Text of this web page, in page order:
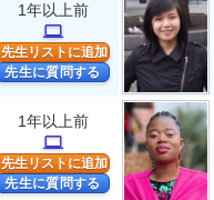
1年以上前
computer
先生リストに追加
先生に質問する
1年以上前
computer
先生リストに追加
先生に質問する